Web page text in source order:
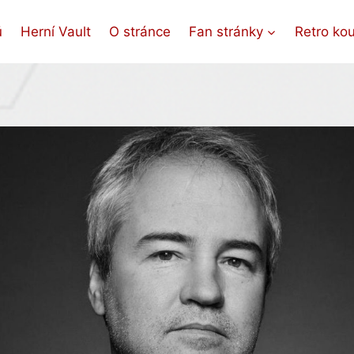
Herní Vault O stránce Fan stránky Retro